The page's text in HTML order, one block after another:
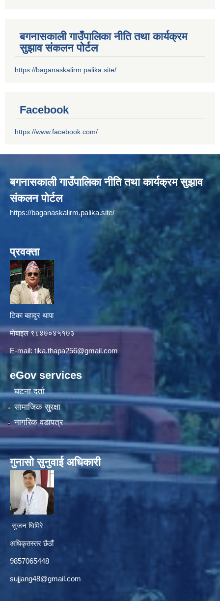
बगनासकाली गाउँपालिका नीति तथा कार्यक्रम
सुझाव संकलन पोर्टल
https://baganaskalirm.palika.site/
Facebook
https://www.facebook.com/
बगनासकाली गाउँपालिका नीति तथा कार्यक्रम सुझाव
संकलन पोर्टल
https://baganaskalirm.palika.site/
प्रवक्ता
टिका बहादुर थापा
माे‍बाइल ९८४७०४५१७३
E-mail: tika.thapa256@gmail.com
eGov services
घटना दर्ता
सामाजिक सुरक्षा
नागरिक वडापत्र
गुनासाे सुनुवाई अधिकारी
सुजन घिमिरे
अधिकृतस्तर छैठौं‌
9857065448
sujjang48@gmail.com